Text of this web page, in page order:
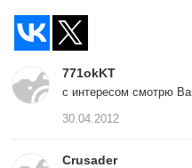
771okKT
с интересом смотрю
30.04.2012
Crusader